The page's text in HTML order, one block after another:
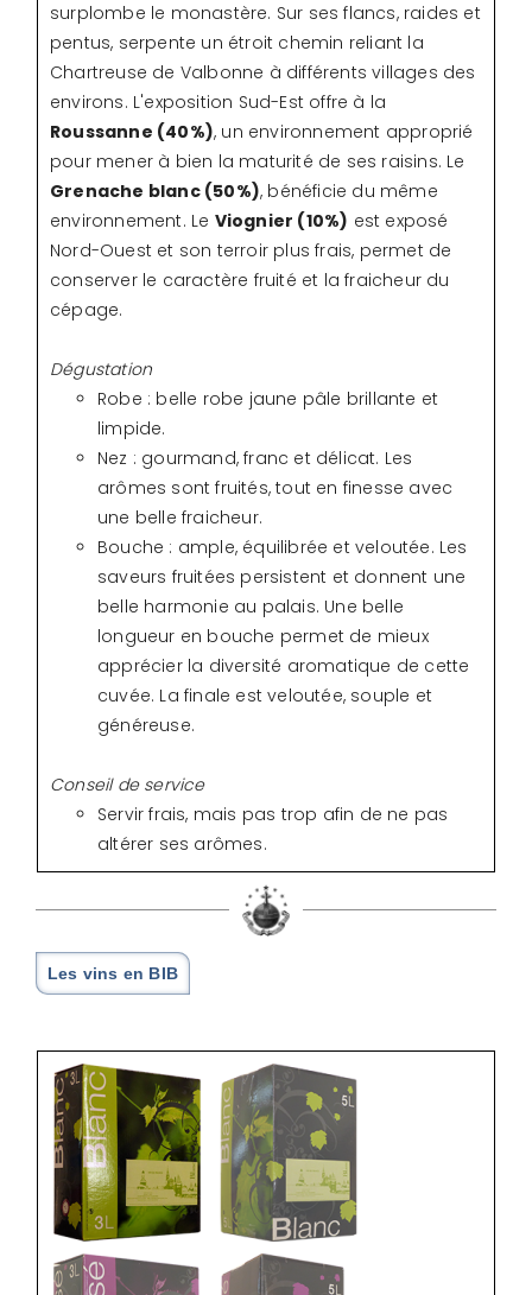
surplombe le monastère. Sur ses flancs, raides et
pentus, serpente un étroit chemin reliant la
Chartreuse de Valbonne à différents villages des
environs. L'exposition Sud-Est offre à la
Roussanne (40%), un environnement approprié
pour mener à bien la maturité de ses raisins. Le
Grenache blanc (50%), bénéficie du même
environnement. Le Viognier (10%) est exposé
Nord-Ouest et son terroir plus frais, permet de
conserver le caractère fruité et la fraicheur du
cépage.
Dégustation
Robe : belle robe jaune pâle brillante et
limpide.
Nez : gourmand, franc et délicat. Les
arômes sont fruités, tout en finesse avec
une belle fraicheur.
Bouche : ample, équilibrée et veloutée. Les
saveurs fruitées persistent et donnent une
belle harmonie au palais. Une belle
longueur en bouche permet de mieux
apprécier la diversité aromatique de cette
cuvée. La finale est veloutée, souple et
généreuse.
Conseil de service
Servir frais, mais pas trop afin de ne pas
altérer ses arômes.
Les vins en BIB